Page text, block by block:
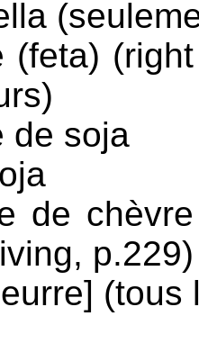
(feta)
de soja
de
p.229)
(tous